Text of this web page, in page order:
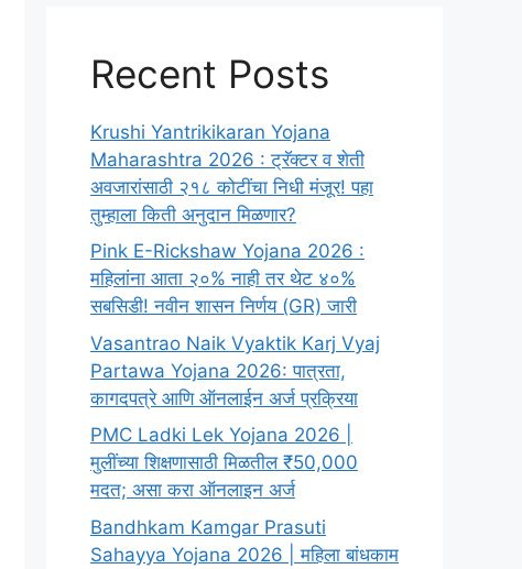
Recent Posts
Krushi Yantrikikaran Yojana
Maharashtra 2026 : ट्रॅक्टर व शेती
अवजारांसाठी २१८ कोटींचा निधी मंजूर! पहा
तुम्हाला किती अनुदान मिळणार?
Pink E-Rickshaw Yojana 2026 :
महिलांना आता २०% नाही तर थेट ४०%
सबसिडी! नवीन शासन निर्णय (GR) जारी
Vasantrao Naik Vyaktik Karj Vyaj
Partawa Yojana 2026: पात्रता,
कागदपत्रे आणि ऑनलाईन अर्ज प्रक्रिया
PMC Ladki Lek Yojana 2026 |
मुलींच्या शिक्षणासाठी मिळतील ₹50,000
मदत; असा करा ऑनलाइन अर्ज
Bandhkam Kamgar Prasuti
Sahayya Yojana 2026 | महिला बांधकाम